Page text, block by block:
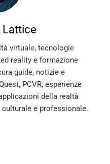
Lattice
virtuale, tecnologie
reality e formazione
guide, notizie e
PCVR, esperienze
della realtà
e professionale.